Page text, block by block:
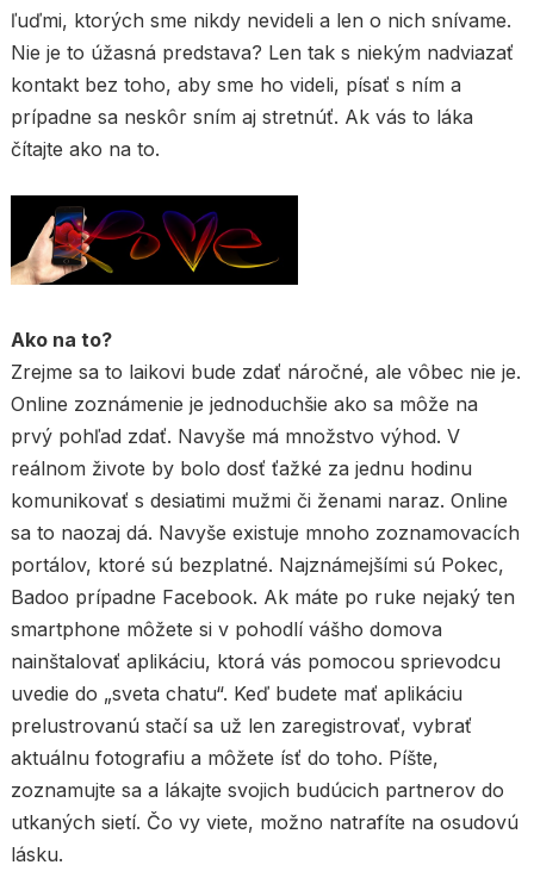
ľuďmi, ktorých sme nikdy nevideli a len o nich snívame.
Nie je to úžasná predstava? Len tak s niekým nadviazať
kontakt bez toho, aby sme ho videli, písať s ním a
prípadne sa neskôr sním aj stretnúť. Ak vás to láka
čítajte ako na to.
Ako na to?
Zrejme sa to laikovi bude zdať náročné, ale vôbec nie je.
Online zoznámenie je jednoduchšie ako sa môže na
prvý pohľad zdať. Navyše má množstvo výhod. V
reálnom živote by bolo dosť ťažké za jednu hodinu
komunikovať s desiatimi mužmi či ženami naraz. Online
sa to naozaj dá. Navyše existuje mnoho zoznamovacích
portálov, ktoré sú bezplatné. Najznámejšími sú Pokec,
Badoo prípadne Facebook. Ak máte po ruke nejaký ten
smartphone môžete si v pohodlí vášho domova
nainštalovať aplikáciu, ktorá vás pomocou sprievodcu
uvedie do „sveta chatu“. Keď budete mať aplikáciu
prelustrovanú stačí sa už len zaregistrovať, vybrať
aktuálnu fotografiu a môžete ísť do toho. Píšte,
zoznamujte sa a lákajte svojich budúcich partnerov do
utkaných sietí. Čo vy viete, možno natrafíte na osudovú
lásku.